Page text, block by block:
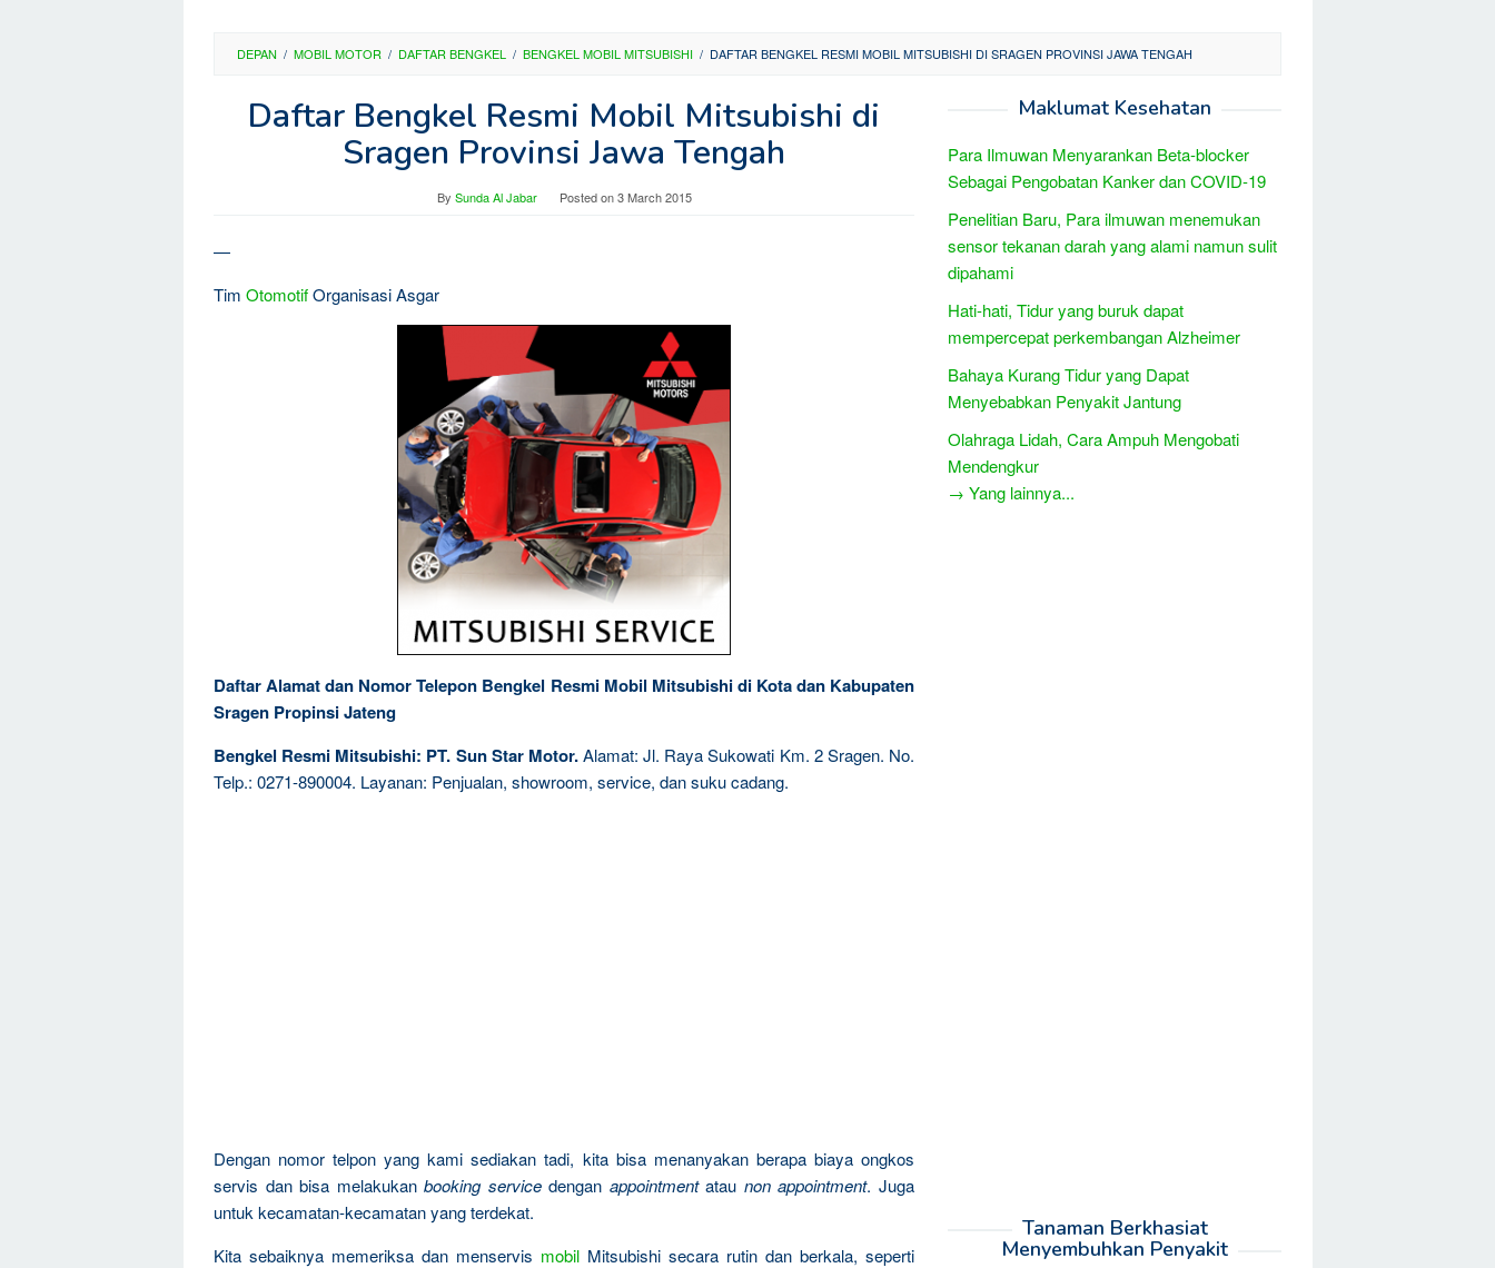
DEPAN / MOBIL MOTOR / DAFTAR BENGKEL / BENGKEL MOBIL MITSUBISHI / DAFTAR BENGKEL RESMI MOBIL MITSUBISHI DI SRAGEN PROVINSI JAWA TENGAH
Daftar Bengkel Resmi Mobil Mitsubishi di
Sragen Provinsi Jawa Tengah
By Sunda Al Jabar Posted on3 March 2015
—
Tim OtomotifOrganisasi Asgar
Daftar Alamat dan Nomor Telepon Bengkel Resmi Mobil Mitsubishi di Kota dan Kabupaten
Sragen Propinsi Jateng
Bengkel Resmi Mitsubishi: PT. Sun Star Motor.Alamat: Jl. Raya Sukowati Km. 2 Sragen. No.
Telp.: 0271-890004. Layanan: Penjualan, showroom, service, dan suku cadang.
Dengan nomor telpon yang kami sediakan tadi, kita bisa menanyakan berapa biaya ongkos
servis dan bisa melakukanbooking servicedengan appointmentatau non appointment. Juga
untuk kecamatan-kecamatan yang terdekat.
Kita sebaiknya memeriksa dan menservis mobil Mitsubishi secara rutin dan berkala, seperti
Maklumat Kesehatan
Para Ilmuwan Menyarankan Beta-blocker
Sebagai Pengobatan Kanker dan COVID-19
Penelitian Baru, Para ilmuwan menemukan
sensor tekanan darah yang alami namun sulit
dipahami
Hati-hati, Tidur yang buruk dapat
mempercepat perkembangan Alzheimer
Bahaya Kurang Tidur yang Dapat
Menyebabkan Penyakit Jantung
Olahraga Lidah, Cara Ampuh Mengobati
Mendengkur
→ Yang lainnya...
Tanaman Berkhasiat
Menyembuhkan Penyakit